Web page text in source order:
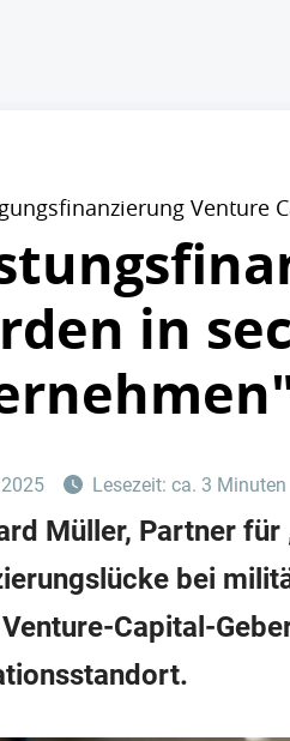
Venture
in
Lesezeit: ca. 3 Minuten
Müller, Partner
bei
Capital-